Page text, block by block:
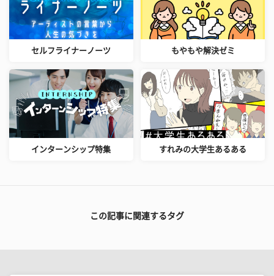
セルフライナーノーツ もやもや解決ゼミ
インターンシップ特集 すれみの大学生あるある
この記事に関連するタグ